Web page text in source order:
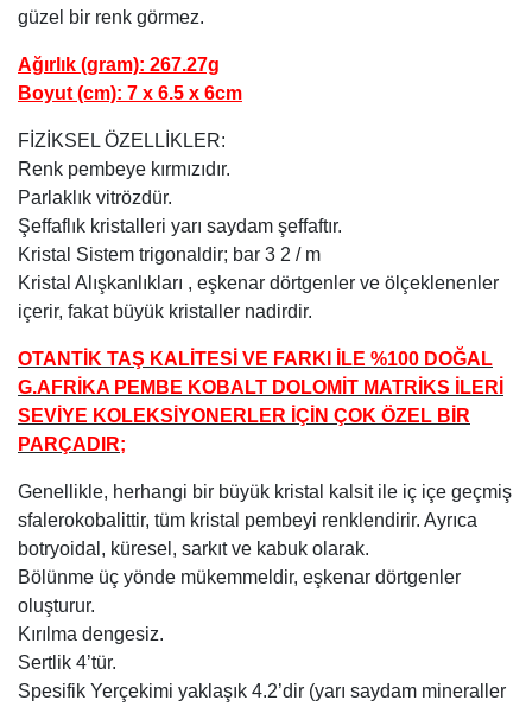
güzel bir renk görmez.
Ağırlık (gram): 267.27g
Boyut (cm): 7 x 6.5 x 6cm
FİZİKSEL ÖZELLİKLER:
Renk pembeye kırmızıdır.
Parlaklık vitrözdür.
Şeffaflık kristalleri yarı saydam şeffaftır.
Kristal Sistem trigonaldir; bar 3 2 / m
Kristal Alışkanlıkları , eşkenar dörtgenler ve ölçeklenenler
içerir, fakat büyük kristaller nadirdir.
OTANTİK TAŞ KALİTESİ VE FARKI İLE %100 DOĞAL
G.AFRİKA PEMBE KOBALT DOLOMİT MATRİKS İLERİ
SEVİYE KOLEKSİYONERLER İÇİN ÇOK ÖZEL BİR
PARÇADIR;
Genellikle, herhangi bir büyük kristal kalsit ile iç içe geçmiş
sfalerokobalittir, tüm kristal pembeyi renklendirir. Ayrıca
botryoidal, küresel, sarkıt ve kabuk olarak.
Bölünme üç yönde mükemmeldir, eşkenar dörtgenler
oluşturur.
Kırılma dengesiz.
Sertlik 4’tür.
Spesifik Yerçekimi yaklaşık 4.2’dir (yarı saydam mineraller